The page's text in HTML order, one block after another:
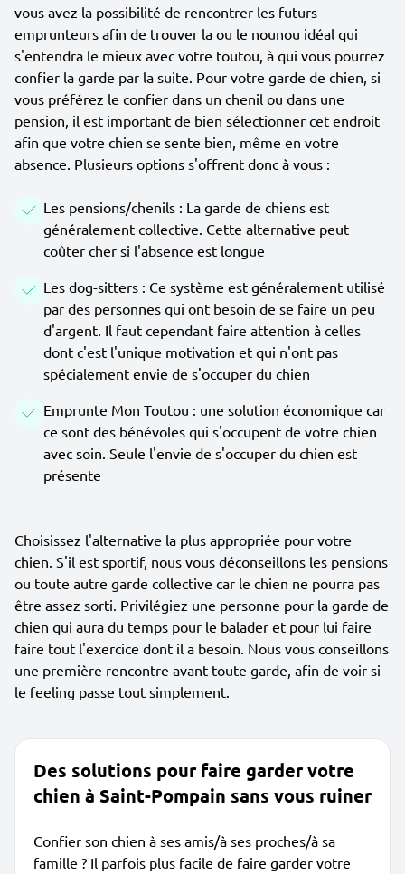
vous avez la possibilité de rencontrer les futurs
emprunteurs afin de trouver la ou le nounou idéal qui
s'entendra le mieux avec votre toutou, à qui vous pourrez
confier la garde par la suite. Pour votre garde de chien, si
vous préférez le confier dans un chenil ou dans une
pension, il est important de bien sélectionner cet endroit
afin que votre chien se sente bien, même en votre
absence. Plusieurs options s'offrent donc à vous :
Les pensions/chenils : La garde de chiens est
généralement collective. Cette alternative peut
coûter cher si l'absence est longue
Les dog-sitters : Ce système est généralement utilisé
par des personnes qui ont besoin de se faire un peu
d'argent. Il faut cependant faire attention à celles
dont c'est l'unique motivation et qui n'ont pas
spécialement envie de s'occuper du chien
Emprunte Mon Toutou : une solution économique car
ce sont des bénévoles qui s'occupent de votre chien
avec soin. Seule l'envie de s'occuper du chien est
présente
Choisissez l'alternative la plus appropriée pour votre
chien. S'il est sportif, nous vous déconseillons les pensions
ou toute autre garde collective car le chien ne pourra pas
être assez sorti. Privilégiez une personne pour la garde de
chien qui aura du temps pour le balader et pour lui faire
faire tout l'exercice dont il a besoin. Nous vous conseillons
une première rencontre avant toute garde, afin de voir si
le feeling passe tout simplement.
Des solutions pour faire garder votre
chien à Saint-Pompain sans vous ruiner
Confier son chien à ses amis/à ses proches/à sa
famille ? Il parfois plus facile de faire garder votre